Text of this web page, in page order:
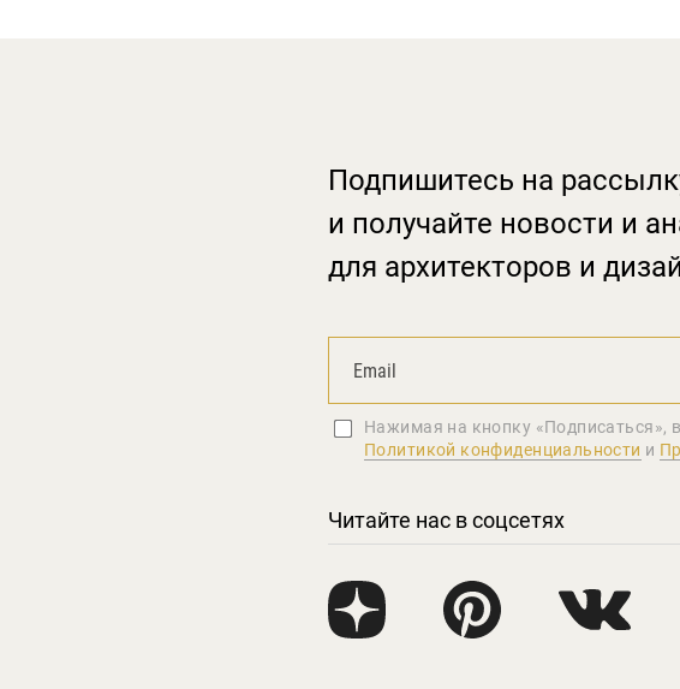
Подпишитесь на
и получайте новости и
для архитекторов и
Нажимая на кнопку «Подписаться»,
Политикой конфиденциальности и
Читайте нас в соцсетях